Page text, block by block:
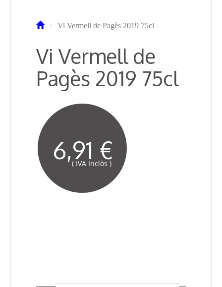
Vi Vermell de Pagès 2019 75cl
Vi Vermell de
Pagès 2019 75cl
6,91 €
( IVA Inclòs )